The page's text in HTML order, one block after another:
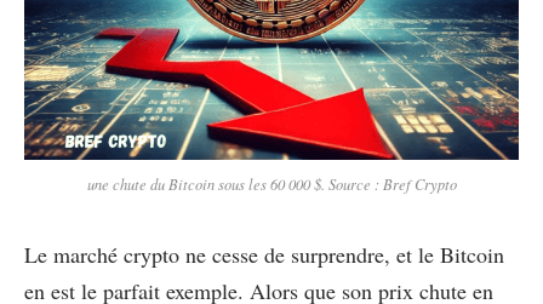
une chute du Bitcoin sous les 60 000 $. Source : Bref Crypto
Le marché crypto ne cesse de surprendre, et le Bitcoin
en est le parfait exemple. Alors que son prix chute en